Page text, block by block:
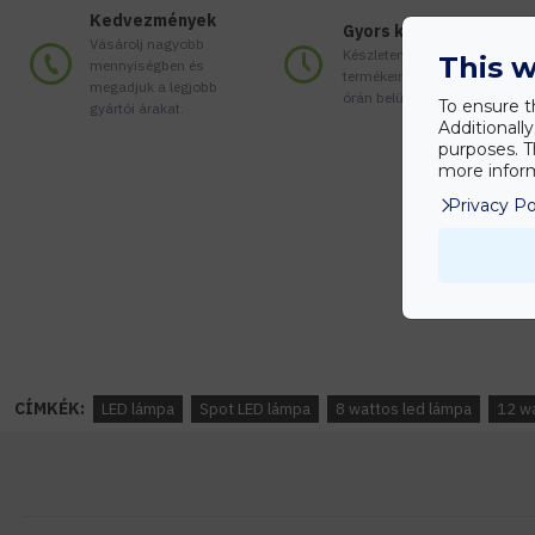
Kedvezmények
Vásárolj nagyobb
mennyiségben és
megadjuk a legjobb
gyártói árakat.
Gyors kiszállítás
Készleten lévő
termékeinket akár 24
órán belül megkaphatod!
CÍMKÉK: LED lámpa Spot LED lámpa 8 wattos led lámpa 12
This
To ensure
purposes.
more
Privacy